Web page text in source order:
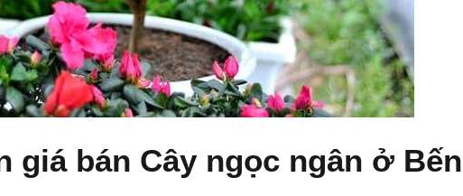
giá bán Cây ngọc ngân ở